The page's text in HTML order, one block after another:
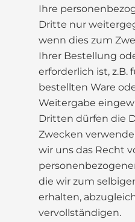
Ihre
Dritte nur
wenn dies zum
Ihrer Bestellung
erforderlich ist, z.B.
bestellten Ware
Weitergabe
Dritten dürfen die
Zwecken
wir uns das Recht
die wir zum
erhalten,
vervollständigen.